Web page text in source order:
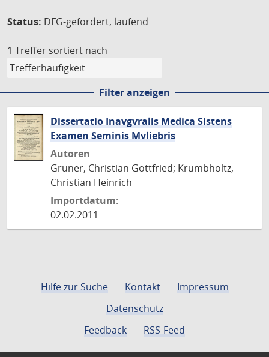
Status: DFG-gefördert, laufend
1 Treffer sortiert nach
Filter anzeigen
Dissertatio Inavgvralis Medica Sistens
Examen Seminis Mvliebris
Autoren
Gruner, Christian Gottfried; Krumbholtz,
Christian Heinrich
Importdatum:
02.02.2011
Hilfe zur Suche Kontakt
Impressum
Datenschutz
Feedback
RSS-Feed